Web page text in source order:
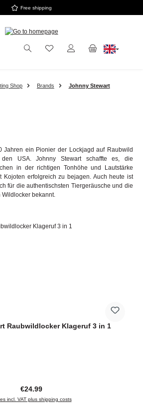
Free shipping
Shop Brands Johnny Stewart
Jahren ein Pionier der Lockjagd auf Raubwild
USA. Johnny Stewart schaffte es, die
in der richtigen Tonhöhe und Lautstärke
Kojoten erfolgreich zu bejagen. Auch heute ist
für die authentischsten Tiergeräusche und die
bekannt.
Raubwildlocker Klageruf 3 in 1
Regular price:
€24.99
incl. VAT plus shipping costs